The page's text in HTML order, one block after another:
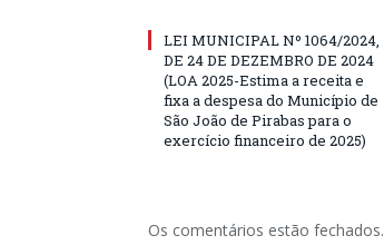
LEI MUNICIPAL Nº 1064/2024,
DE 24 DE DEZEMBRO DE 2024
(LOA 2025-Estima a receita e
fixa a despesa do Município de
São João de Pirabas para o
exercício financeiro de 2025)
Os comentários estão fechados.